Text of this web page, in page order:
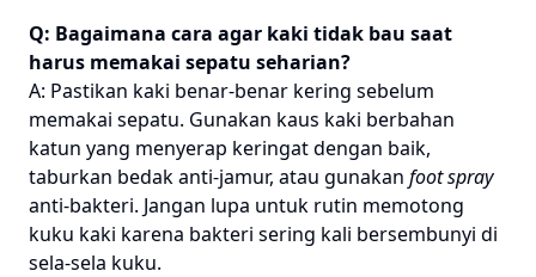
Q: Bagaimana cara agar kaki tidak bau saat
harus memakai sepatu seharian?
A: Pastikan kaki benar-benar kering sebelum
memakai sepatu. Gunakan kaus kaki berbahan
katun yang menyerap keringat dengan baik,
taburkan bedak anti-jamur, atau gunakan foot spray
anti-bakteri. Jangan lupa untuk rutin memotong
kuku kaki karena bakteri sering kali bersembunyi di
sela-sela kuku.